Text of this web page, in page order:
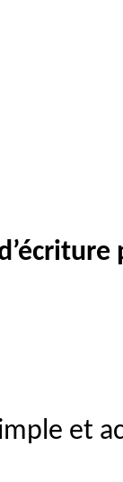
et